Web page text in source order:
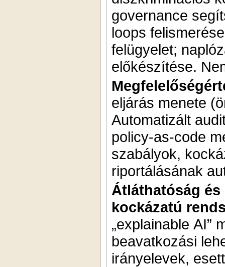
governance
loops
felügyelet;
előkészítése.
eljárás menete
Automatizált
policy-as-code
szabályok,
riportálásának
Átláthatóság
kockázatú
„explainable AI”
beavatkozási
irányelevek,